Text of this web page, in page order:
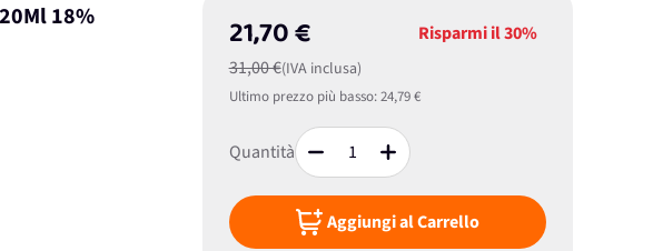
18% 21,70 €
31,00 €(IVA inclusa)
Risparmi il30%
Ultimo prezzo più basso:24,79 €
Quantità
Aggiungi al Carrello